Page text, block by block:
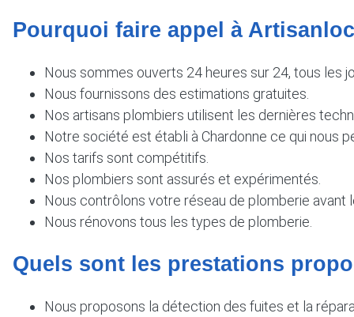
Pourquoi faire appel à
Nous sommes ouverts 24 heures sur 24, tous les
Nous fournissons des estimations gratuites.
Nos artisans plombiers utilisent les dernières
Notre société est établi à Chardonne ce qui nous
Nos tarifs sont compétitifs.
Nos plombiers sont assurés et expérimentés.
Nous contrôlons votre réseau de plomberie avant
Nous rénovons tous les types de plomberie.
Quels sont les prestations
Nous proposons la détection des fuites et la